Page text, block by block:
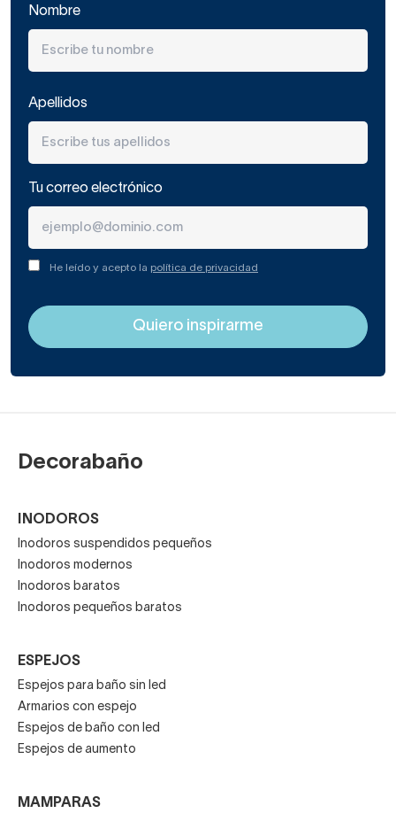
Nombre
Apellidos
Tu correo electrónico
He leído y acepto la política de privacidad
Decorabaño
INODOROS
Inodoros suspendidos pequeños
Inodoros modernos
Inodoros baratos
Inodoros pequeños baratos
ESPEJOS
Espejos para baño sin led
Armarios con espejo
Espejos de baño con led
Espejos de aumento
MAMPARAS